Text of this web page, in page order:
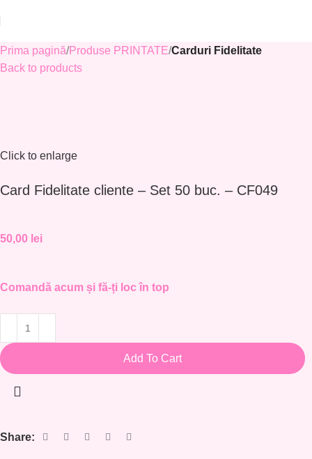
Prima pagină Produse PRINTATE Carduri Fidelitate
Back to products
Click to enlarge
Card Fidelitate cliente – Set 50 buc. – CF049
50,00 lei
Comandă acum și fă-ți loc în top
Add To Cart
Share: